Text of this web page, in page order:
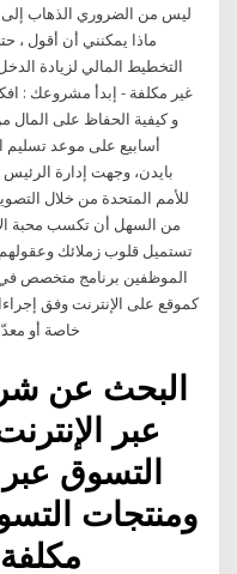
ليس من الضروري الذهاب
ماذا يمكنني أن أقول
التخطيط المالي لزيادة
غير مكلفة - إبدأ مشروعك :
و كيفية الحفاظ على المال
أسابيع على موعد تسليم
بايدن، وجهت إدارة الرئيس
للأمم المتحدة من خلال
من السهل أن تكسب محبة
تستميل قلوب زملائك وعقولهم
الموظفين برنامج متخصص في
كموقع على الإنترنت وفق
خاصة أو
البحث عن
عبر
التسوق عبر
ومنتجات